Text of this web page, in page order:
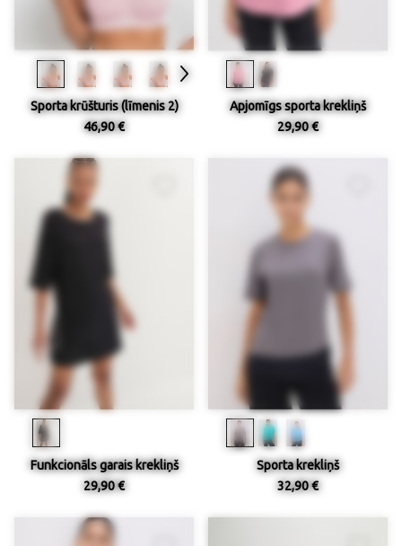
Sporta krūšturis (līmenis 2)
46,90 €
Apjomīgs sporta krekliņš
29,90 €
Funkcionāls garais krekliņš
29,90 €
Sporta krekliņš
32,90 €